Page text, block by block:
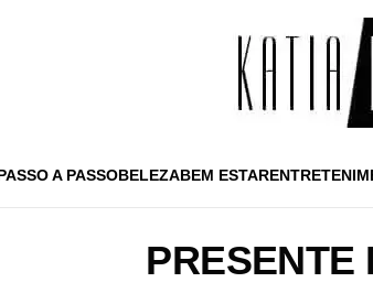
A PASSOBELEZABEM ESTAR
PRESENTE